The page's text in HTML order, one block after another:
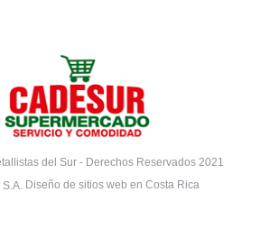
del Sur - Derechos Reservados 2021
Diseño de sitios web en Costa Rica